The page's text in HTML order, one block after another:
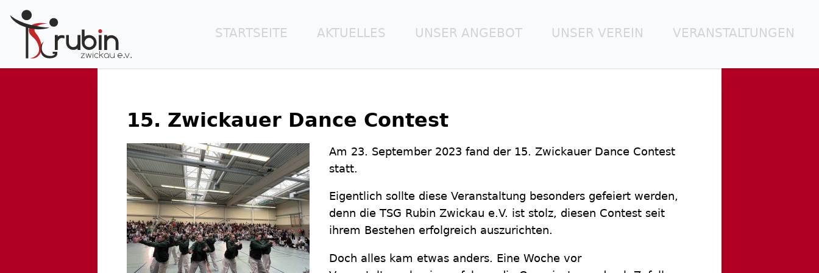
STARTSEITE AKTUELLES UNSER ANGEBOT UNSER VEREIN VERANSTALTUNGEN
15. Zwickauer Dance Contest
Am 23. September 2023 fand der 15. Zwickauer Dance Contest
statt.
Eigentlich sollte diese Veranstaltung besonders gefeiert werden,
denn die TSG Rubin Zwickau e.V. ist stolz, diesen Contest seit
ihrem Bestehen erfolgreich auszurichten.
Doch alles kam etwas anders. Eine Woche vor